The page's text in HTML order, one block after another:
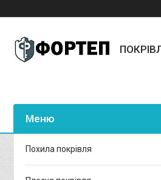
Похила покрівля